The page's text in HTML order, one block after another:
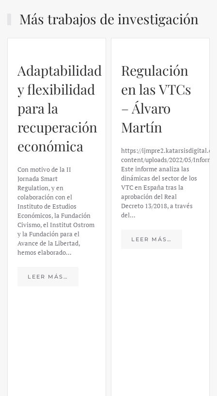
Más trabajos de investigación
Regulación
en las VTCs
– Álvaro
Martín
https://ijmpre2.katarsisdigital.com/wp-
content/uploads/2022/05/Informe_sobre_las_VTC.pdf
Este informe analiza las
dinámicas del sector de los
VTC en España tras la
aprobación del Real
Decreto 13/2018, a través
del…
LEER MÁS…
El caso de
Silicon
Valley Bank:
un análisis
financiero –
Daniel
Fernández